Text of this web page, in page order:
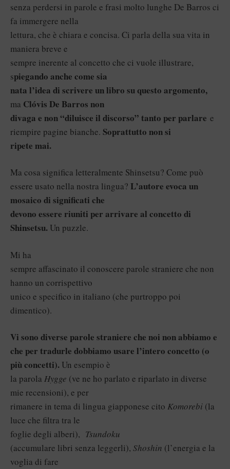
senza perdersi in parole e frasi molto lunghe De Barros ci
fa immergere nella
lettura, che è chiara e concisa. Ci parla della sua vita in
maniera breve e
sempre inerente al concetto che ci vuole illustrare,
spiegando anche come sia
nata l’idea di scrivere un libro su questo argomento,
ma Clóvis De Barros non
divaga e non “diluisce il discorso” tanto per parlare e
riempire pagine bianche. Soprattutto non si
ripete mai.
Ma cosa significa letteralmente Shinsetsu? Come può
essere usato nella nostra lingua? L’autore evoca un
mosaico di significati che
devono essere riuniti per arrivare al concetto di
Shinsetsu. Un puzzle.
Mi ha
sempre affascinato il conoscere parole straniere che non
hanno un corrispettivo
unico e specifico in italiano (che purtroppo poi
dimentico).
Vi sono diverse parole straniere che noi non abbiamo e
che per tradurle dobbiamo usare l’intero concetto (o
più concetti). Un esempio è
la parola Hygge (ve ne ho parlato e riparlato in diverse
mie recensioni), e per
rimanere in tema di lingua giapponese cito Komorebi (la
luce che filtra tra le
foglie degli alberi), Tsundoku
(accumulare libri senza leggerli), Shoshin (l’energia e la
voglia di fare